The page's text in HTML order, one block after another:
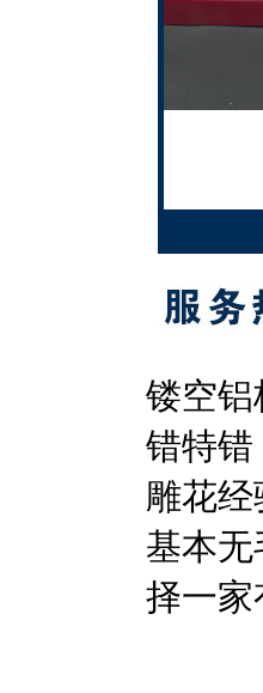
镂空铝
错特错
雕花
基本
择一家